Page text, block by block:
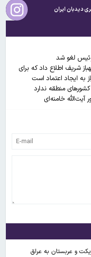
دیدبان ایران
لغو شد
شریف اطلاع داد که برای
به ایجاد اعتماد است
منطقه ندارد
خامنه‌ای